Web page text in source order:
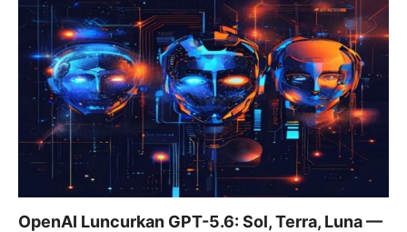
o
k
p
OpenAI Luncurkan GPT-5.6: Sol, Terra, Luna —